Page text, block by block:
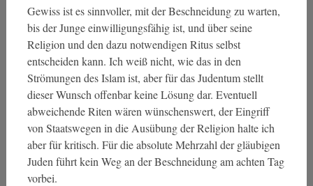
Gewiss ist es sinnvoller, mit der Beschneidung zu warten,
bis der Junge einwilligungsfähig ist, und über seine
Religion und den dazu notwendigen Ritus selbst
entscheiden kann. Ich weiß nicht, wie das in den
Strömungen des Islam ist, aber für das Judentum stellt
dieser Wunsch offenbar keine Lösung dar. Eventuell
abweichende Riten wären wünschenswert, der Eingriff
von Staatswegen in die Ausübung der Religion halte ich
aber für kritisch. Für die absolute Mehrzahl der gläubigen
Juden führt kein Weg an der Beschneidung am achten Tag
vorbei.